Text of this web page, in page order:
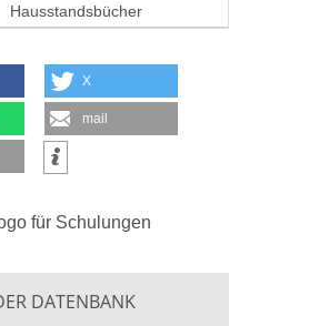
Hausstandsbücher
X
mail
DATENBANK